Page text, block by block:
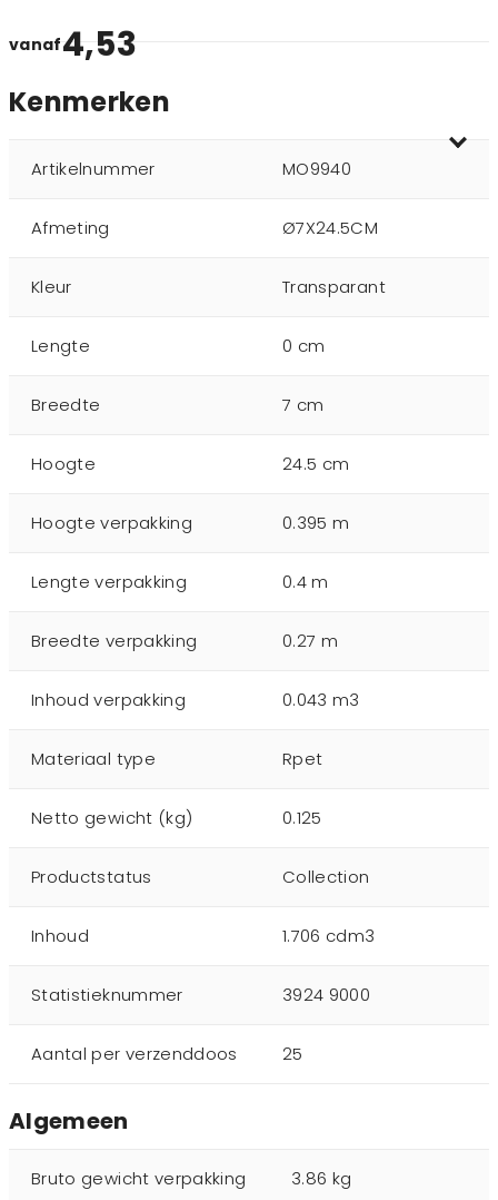
vanaf4,53
Kenmerken
Artikelnummer MO9940
Afmeting Ø7X24.5CM
Kleur Transparant
Lengte 0 cm
Breedte 7 cm
Hoogte 24.5 cm
Hoogte verpakking 0.395 m
Lengte verpakking 0.4 m
Breedte verpakking 0.27 m
Inhoud verpakking 0.043 m3
Materiaal type Rpet
Netto gewicht (kg) 0.125
Productstatus Collection
Inhoud 1.706 cdm3
Statistieknummer 3924 9000
Aantal per verzenddoos 25
Algemeen
Bruto gewicht verpakking 3.86 kg